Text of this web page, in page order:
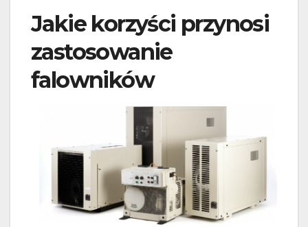
Jakie korzyści przynosi
zastosowanie
falowników